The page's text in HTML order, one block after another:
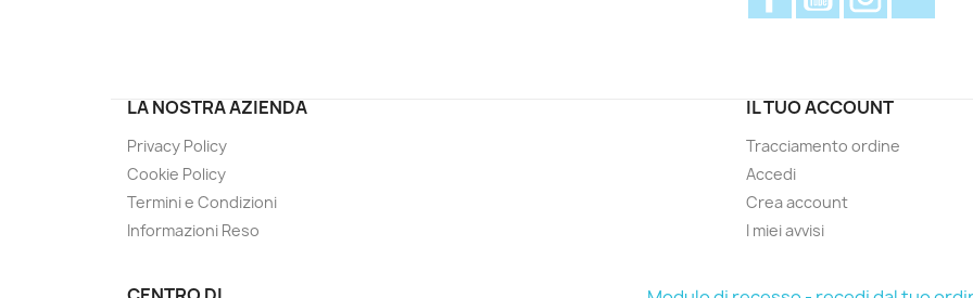
LA NOSTRA AZIENDA
Privacy Policy
Cookie Policy
Termini e Condizioni
Informazioni Reso
IL TUO ACCOUNT
Tracciamento ordine
Accedi
Crea account
I miei avvisi